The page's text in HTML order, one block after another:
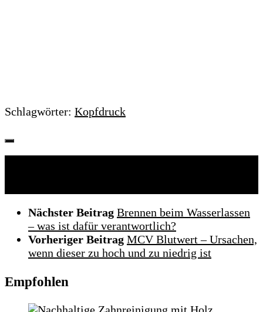
Schlagwörter: Kopfdruck
Nächster Beitrag Brennen beim Wasserlassen
– was ist dafür verantwortlich?
Vorheriger Beitrag MCV Blutwert – Ursachen,
wenn dieser zu hoch und zu niedrig ist
Empfohlen